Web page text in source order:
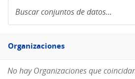
conjuntos
de
Filtro
Organizaciones
Organizaciones
No hay Organizaciones que